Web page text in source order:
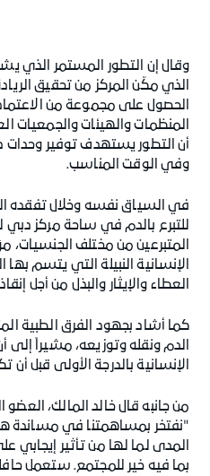
وقال إن التطور المستمر الذي
الذي مكّن المركز من تحقيق
الحصول على مجموعة من
المنظمات والهيئات والجمعيات
أن التطور يستهدف توفير وحدات
وفي الوقت المناسب.
في السياق نفسه وخلال تفقده
للتبرع بالدم في ساحة مركز دبي
المتبرعين من مختلف
الإنسانية النبيلة التي يتسم
العطاء والإيثار والبذل من أجل
كما أشاد بجهود الفرق الطبية
الدم ونقله وتوزيعه، مشيراً
الإنسانية بالدرجة الأولى قبل أن
من جانبه قال خالد المالك،
"نفتخر بمساهمتنا في مساندة
المدى لما لها من تأثير إيجابي
بما فيه خير للمجتمع. ستعمل